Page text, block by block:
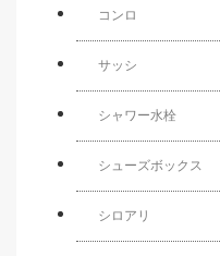
コンロ
サッシ
シャワー水栓
シューズボックス
シロアリ